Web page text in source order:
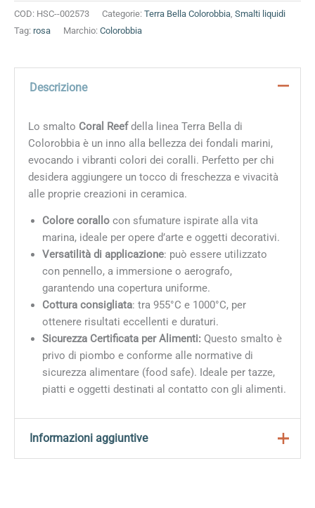
COD: HSC--002573 Categorie: Terra Bella Colorobbia, Smalti liquidi
Tag: rosa Marchio: Colorobbia
Descrizione
Lo smalto Coral Reefdella linea Terra Bella di
Colorobbia è un inno alla bellezza dei fondali marini,
evocando i vibranti colori dei coralli. Perfetto per chi
desidera aggiungere un tocco di freschezza e vivacità
alle proprie creazioni in ceramica.
Colore corallo con sfumature ispirate alla vita
marina, ideale per opere d’arte e oggetti decorativi.
Versatilità di applicazione: può essere utilizzato
con pennello, a immersione o aerografo,
garantendo una copertura uniforme.
Cottura consigliata: tra 955°C e 1000°C, per
ottenere risultati eccellenti e duraturi.
Sicurezza Certificata per Alimenti: Questo smalto è
privo di piombo e conforme alle normative di
sicurezza alimentare (food safe). Ideale per tazze,
piatti e oggetti destinati al contatto con gli alimenti.
Informazioni aggiuntive